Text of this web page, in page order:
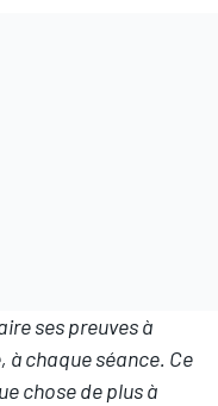
ses preuves à
à chaque séance. Ce
chose de plus à